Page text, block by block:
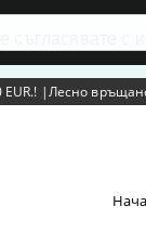
с
|Лесно